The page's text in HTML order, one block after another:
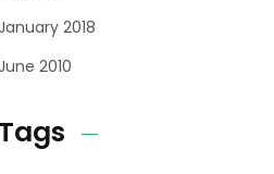
January 2018
June 2010
Tags